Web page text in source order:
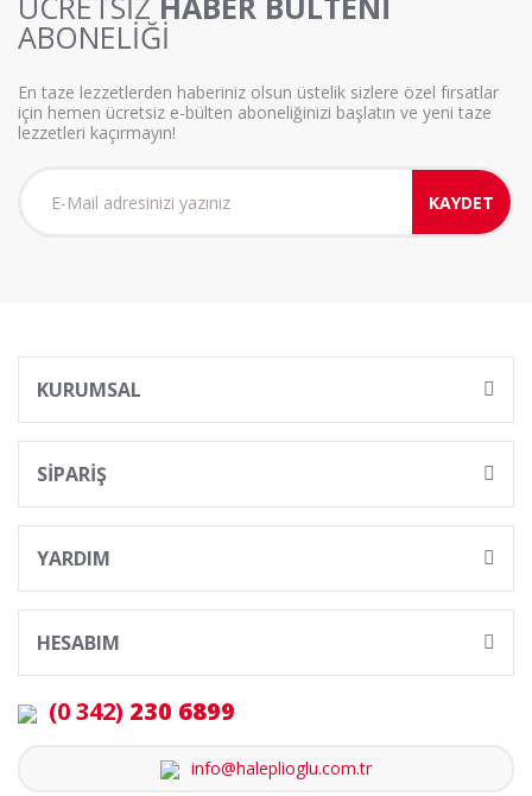
ABONELİĞİ
En taze lezzetlerden haberiniz olsun üstelik sizlere özel fırsatlar
için hemen ücretsiz e-bülten aboneliğinizi başlatın ve yeni taze
lezzetleri kaçırmayın!
KAYDET
KURUMSAL
SİPARİŞ
YARDIM
HESABIM
(0 342) 230 6899
info@haleplioglu.com.tr